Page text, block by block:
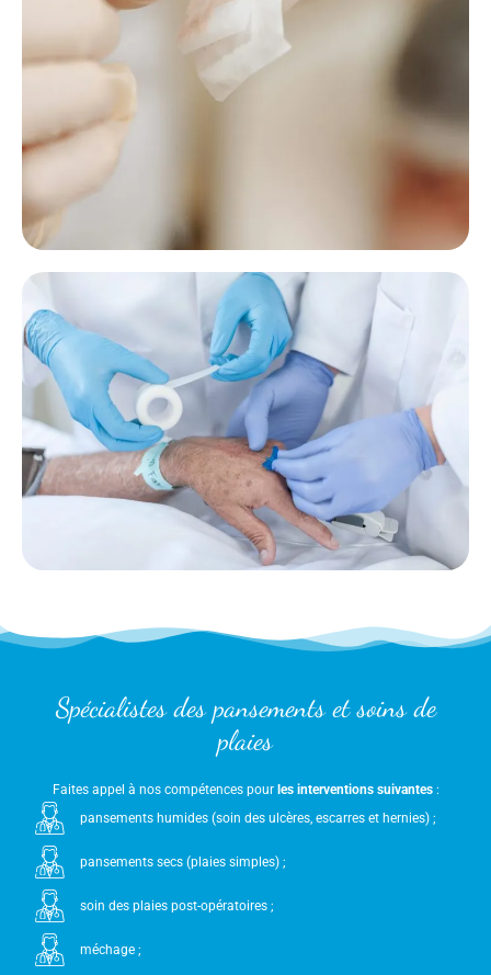
Spécialistes des pansements et soins de
plaies
Faites appel à nos compétences pour les interventions suivantes:
pansements humides (soin des ulcères, escarres et hernies) ;
pansements secs (plaies simples) ;
soin des plaies post-opératoires ;
méchage ;